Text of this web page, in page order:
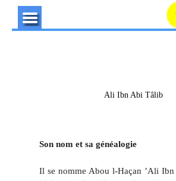
Ali Ibn Abi Tâlib
Son nom et sa généalogie
Il se nomme Abou l-Haçan ’Ali